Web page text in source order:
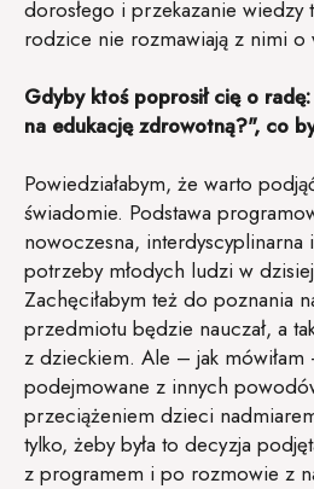
dorosłego i przekazanie
rodzice nie rozmawiają z nimi o
Gdyby ktoś poprosił cię o
na edukację zdrowotną?", co
Powiedziałabym, że warto
świadomie. Podstawa
nowoczesna, interdyscyplinarna
potrzeby młodych ludzi w
Zachęciłabym też do poznania
przedmiotu będzie nauczał, a
z dzieckiem. Ale – jak
podejmowane z innych
przeciążeniem dzieci
tylko, żeby była to decyzja
z programem i po rozmowie z